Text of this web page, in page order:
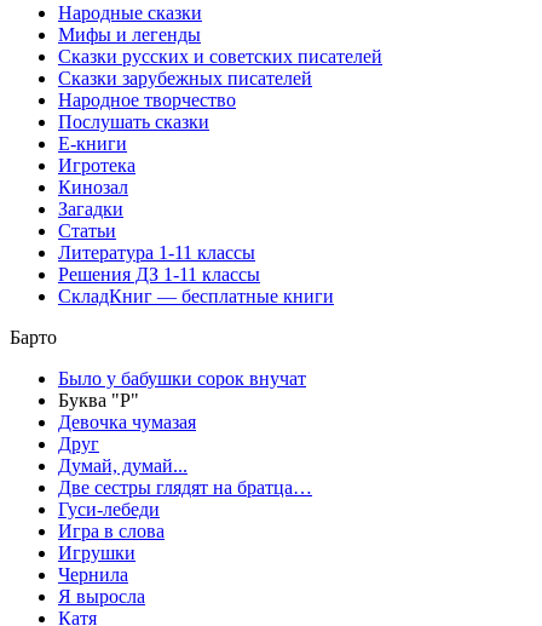
Народные сказки
Мифы и легенды
Сказки русских и советских писателей
Сказки зарубежных писателей
Народное творчество
Послушать сказки
Е-книги
Игротека
Кинозал
Загадки
Статьи
Литература 1-11 классы
Решения ДЗ 1-11 классы
СкладКниг — бесплатные книги
Барто
Было у бабушки сорок внучат
Буква "Р"
Девочка чумазая
Друг
Думай, думай...
Две сестры глядят на братца…
Гуси-лебеди
Игра в слова
Игрушки
Чернила
Я выросла
Катя